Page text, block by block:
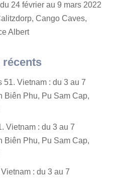
24 février au 9 mars 2022
Cango Caves,
Albert
récents
51. Vietnam : du 3 au 7
Biên Phu, Pu Sam Cap,
Vietnam : du 3 au 7
Biên Phu, Pu Sam Cap,
: du 3 au 7